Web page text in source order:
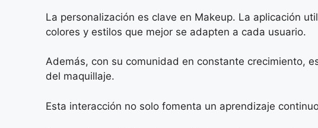
La personalización es clave en Makeup. La aplicación
colores y estilos que mejor se adapten a cada usuario.
Además, con su comunidad en constante crecimiento,
del maquillaje.
Esta interacción no solo fomenta un aprendizaje